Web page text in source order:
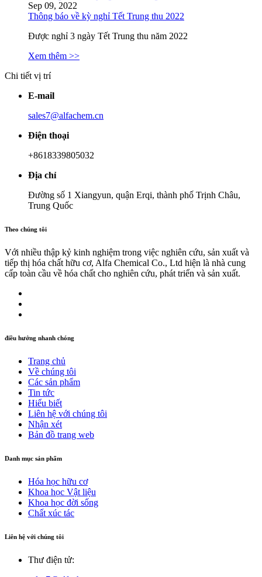
Sep 09, 2022
Thông báo về kỳ nghỉ Tết Trung thu 2022
Được nghỉ 3 ngày Tết Trung thu năm 2022
Xem thêm >>
Chi tiết vị trí
E-mail
sales7@alfachem.cn
Điện thoại
+8618339805032
Địa chỉ
Đường số 1 Xiangyun, quận Erqi, thành phố Trịnh Châu,
Trung Quốc
Theo chúng tôi
Với nhiều thập kỷ kinh nghiệm trong việc nghiên cứu, sản xuất và
tiếp thị hóa chất hữu cơ, Alfa Chemical Co., Ltd hiện là nhà cung
cấp toàn cầu về hóa chất cho nghiên cứu, phát triển và sản xuất.
điều hướng nhanh chóng
Trang chủ
Về chúng tôi
Các sản phẩm
Tin tức
Hiểu biết
Liên hệ với chúng tôi
Nhận xét
Bản đồ trang web
Danh mục sản phẩm
Hóa học hữu cơ
Khoa học Vật liệu
Khoa học đời sống
Chất xúc tác
Liên hệ với chúng tôi
Thư điện tử: